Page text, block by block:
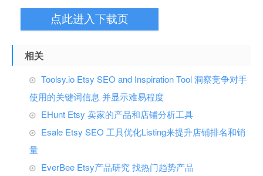
点此进入下载页
相关
Toolsy.io Etsy SEO and Inspiration Tool 洞察竞争对手
使用的关键词信息 并显示难易程度
EHunt Etsy 卖家的产品和店铺分析工具
Esale Etsy SEO 工具优化Listing来提升店铺排名和销
量
EverBee Etsy产品研究 找热门趋势产品